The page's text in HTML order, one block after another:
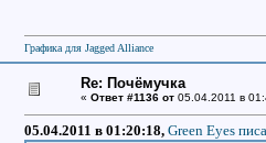
Графика для Jagged Alliance
Re: Почёмучка
« Ответ #1136 от05.04.2011 в
05.04.2011 в 01:20:18, Green Eyes